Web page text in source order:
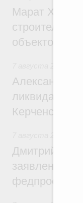
Марат
объектов
Александр
ликвидации
Керченском
Дмитрий
заявлений
федпроекта